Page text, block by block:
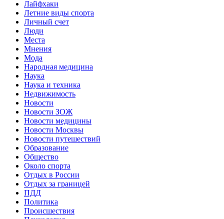
Лайфхаки
Летние виды спорта
Личный счет
Люди
Места
Мнения
Мода
Народная медицина
Наука
Наука и техника
Недвижимость
Новости
Новости ЗОЖ
Новости медицины
Новости Москвы
Новости путешествий
Образование
Общество
Около спорта
Отдых в России
Отдых за границей
ПДД
Политика
Происшествия